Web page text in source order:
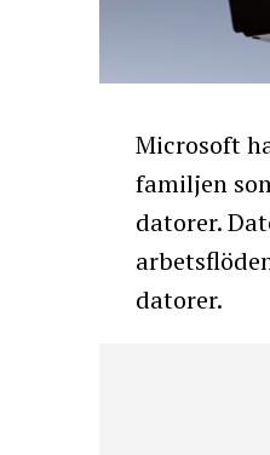
Microsoft
familjen
datorer.
datorer.